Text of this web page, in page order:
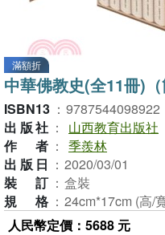
滿額折
中華佛教史(全11冊)（
ISBN13 ： 9787544098922
出版社 ：
山西教育出版社
作者 ： 季羨林
出版日 ： 2020/03/01
裝訂 ： 盒裝
規格 ： 24cm*17cm (高/
人民幣定價：5688 元